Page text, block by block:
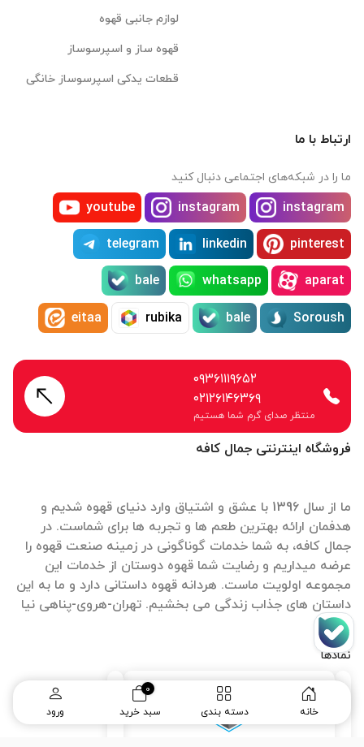
خانه دسته بندی سبد خرید
0
ورود
فروشگاه اینترنتی جمال کافه
ما از سال 1396 با عشق و اشتیاق وارد دنیای قهوه شدیم و
هدفمان ارائه بهترین طعم ها و تجربه ها برای شماست. در
جمال کافه، به شما خدمات گوناگونی در زمینه صنعت قهوه را
عرضه میداریم و رضایت شما قهوه دوستان از خدمات این
مجموعه اولویت ماست. هردانه قهوه داستانی دارد و ما به این
داستان های جذاب زندگی می بخشیم. تهران-هروی-پناهی نیا
نمادها
لوازم جانبی قهوه
قهوه ساز و اسپرسوساز
قطعات یدکی اسپرسوساز خانگی
ارتباط با ما
ما را در شبکه‌های اجتماعی دنبال کنید
instagram
instagram
youtube
pinterest
linkedin
telegram
aparat
whatsapp
bale
Soroush
bale
rubika
eitaa
۰۹۳۶۱۱۱۹۶۵۲
۰۲۱۲۶۱۴۶۳۶۹
منتظر صدای گرم شما هستیم